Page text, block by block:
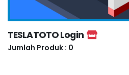
TESLATOTO Login
Jumlah Produk : 0